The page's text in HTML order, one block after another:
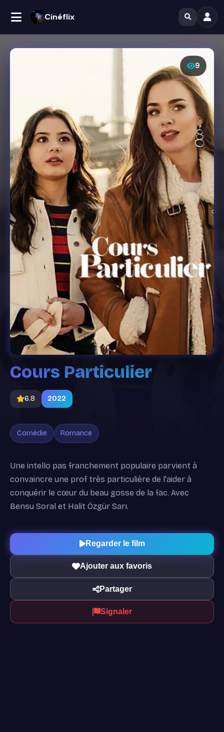
Cinéflix
9
Cours Particulier
6.8 2022
Comédie Romance
Une intello pas franchement populaire parvient à
convaincre une prof très particulière de l'aider à
conquérir le cœur du beau gosse de la fac. Avec
Bensu Soral et Halit Özgür Sarı.
Regarder le film
Ajouter aux favoris
Partager
Signaler